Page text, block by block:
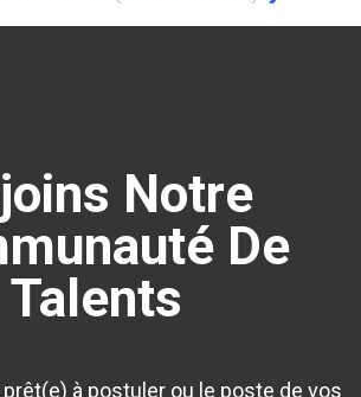
Notre
De
Talents
prêt(e) à postuler ou le poste de vos